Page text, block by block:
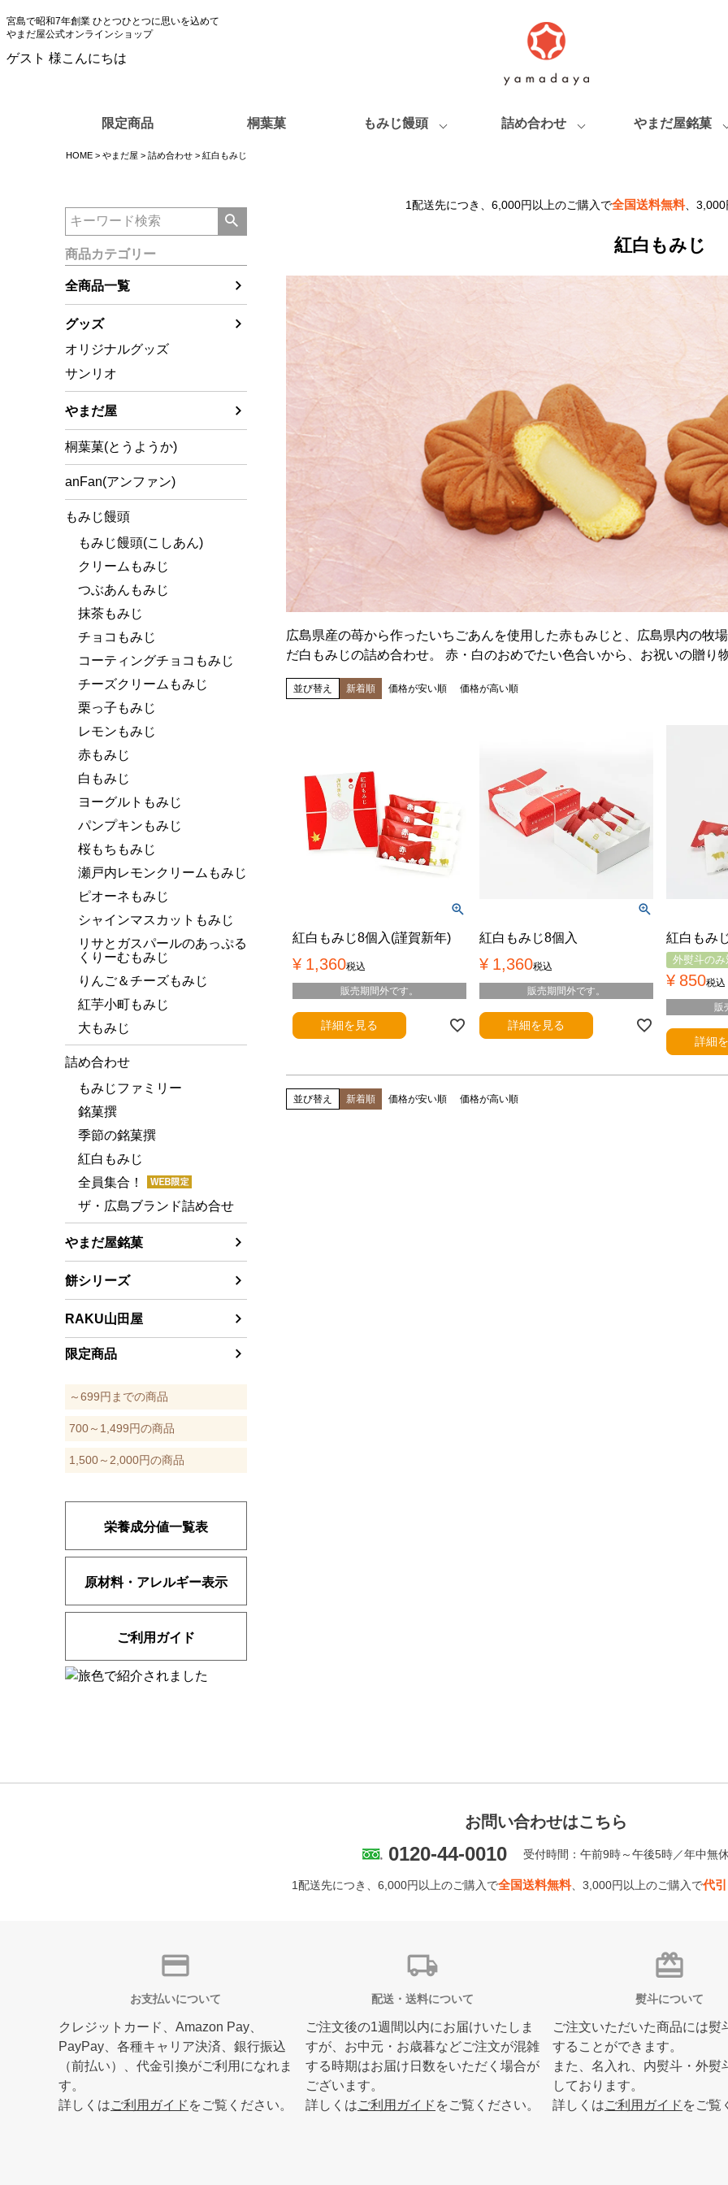
宮島で昭和7年創業 ひとつひとつに思いを込めて
やまだ屋公式オンラインショップ
ゲスト 様こんにちは
限定商品 桐葉菓 もみじ饅頭 詰め合わせ やまだ屋銘菓
HOME やまだ屋 詰め合わせ 紅白もみじ
商品カテゴリー
全商品一覧
グッズ
オリジナルグッズ
サンリオ
やまだ屋
桐葉菓(とうようか)
anFan(アンファン)
もみじ饅頭
もみじ饅頭(こしあん)
クリームもみじ
つぶあんもみじ
抹茶もみじ
チョコもみじ
コーティングチョコもみじ
チーズクリームもみじ
栗っ子もみじ
レモンもみじ
赤もみじ
白もみじ
ヨーグルトもみじ
パンプキンもみじ
桜もちもみじ
瀬戸内レモンクリームもみじ
ピオーネもみじ
シャインマスカットもみじ
リサとガスパールのあっぷる
くりーむもみじ
りんご＆チーズもみじ
紅芋小町もみじ
大もみじ
詰め合わせ
もみじファミリー
銘菓撰
季節の銘菓撰
紅白もみじ
全員集合！
ザ・広島ブランド詰め合せ
やまだ屋銘菓
餅シリーズ
RAKU山田屋
限定商品
～699円までの商品
700～1,499円の商品
1,500～2,000円の商品
栄養成分値一覧表
原材料・アレルギー表示
ご利用ガイド
1配送先につき、6,000円以上のご購入で全国送料無料、3,000
紅白もみじ
広島県産の苺から作ったいちごあんを使用した赤もみじと、広島県内の牧
だ白もみじの詰め合わせ。 赤・白のおめでたい色合いから、お祝いの贈り
並び替え 新着順 価格が安い順 価格が高い順
紅白もみじ8個入(謹賀新年)
¥ 1,360税込
販売期間外です。
詳細を見る
紅白もみじ8個入
¥ 1,360税込
販売期間外です。
詳細を見る
紅白もみ
外熨斗のみ
¥ 850税込
販
詳細
並び替え 新着順 価格が安い順 価格が高い順
お問い合わせはこちら
0120-44-0010 受付時間：午前9時～午後5時／年中無
1配送先につき、6,000円以上のご購入で全国送料無料、3,000円以上のご購入で代
credit_card
お支払いについて
クレジットカード、Amazon Pay、
PayPay、各種キャリア決済、銀行振込
（前払い）、代金引換がご利用になれま
す。
詳しくはご利用ガイド をご覧ください。
local_shipping
配送・送料について
ご注文後の1週間以内にお届けいたしま
すが、お中元・お歳暮などご注文が混雑
する時期はお届け日数をいただく場合が
ございます。
詳しくはご利用ガイド をご覧ください。
card_giftcard
熨斗について
ご注文いただいた商品には熨
することができます。
また、名入れ、内熨斗・外熨
しております。
詳しくはご利用ガイド をご覧